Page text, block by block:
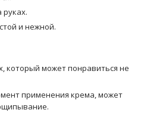
руках.
и нежной.
который может понравиться не
применения крема, может